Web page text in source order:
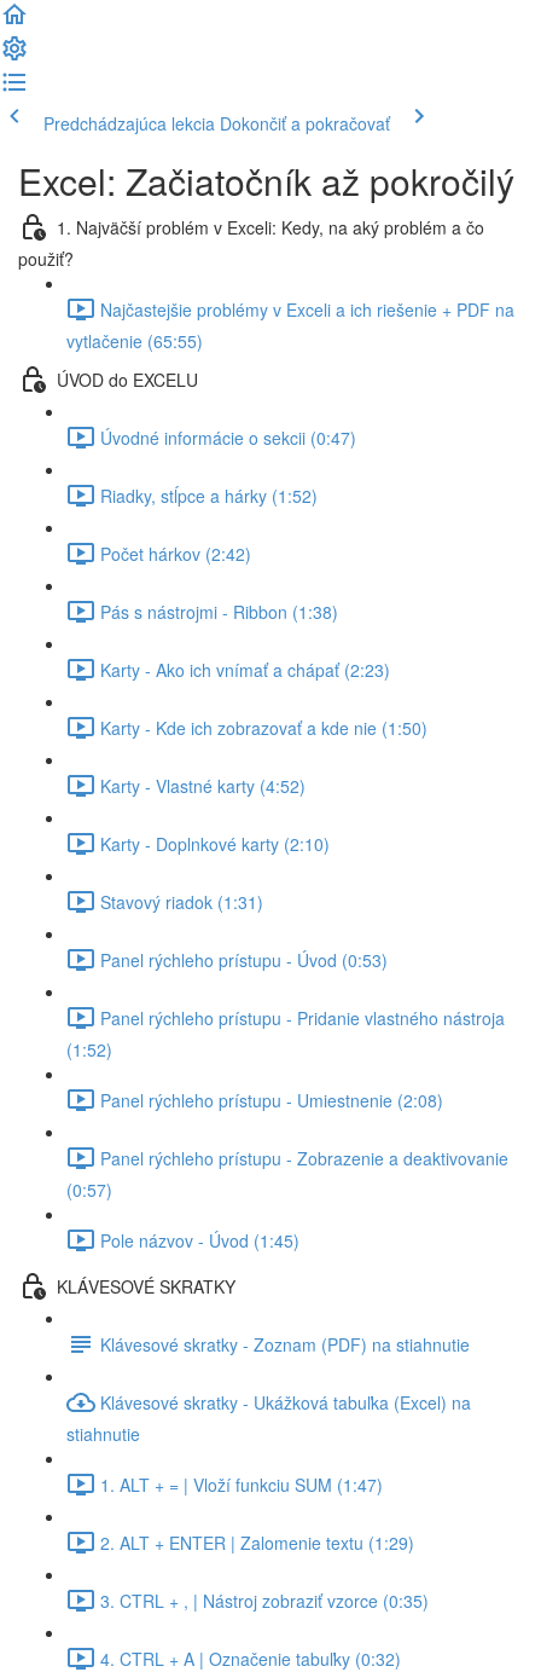
Predchádzajúca lekcia Dokončiť a pokračovať
Excel: Začiatočník až pokročilý
1. Najväčší problém v Exceli: Kedy, na aký problém a čo
použiť?
Najčastejšie problémy v Exceli a ich riešenie + PDF na
vytlačenie (65:55)
ÚVOD do EXCELU
Úvodné informácie o sekcii (0:47)
Riadky, stĺpce a hárky (1:52)
Počet hárkov (2:42)
Pás s nástrojmi - Ribbon (1:38)
Karty - Ako ich vnímať a chápať (2:23)
Karty - Kde ich zobrazovať a kde nie (1:50)
Karty - Vlastné karty (4:52)
Karty - Doplnkové karty (2:10)
Stavový riadok (1:31)
Panel rýchleho prístupu - Úvod (0:53)
Panel rýchleho prístupu - Pridanie vlastného nástroja
(1:52)
Panel rýchleho prístupu - Umiestnenie (2:08)
Panel rýchleho prístupu - Zobrazenie a deaktivovanie
(0:57)
Pole názvov - Úvod (1:45)
KLÁVESOVÉ SKRATKY
Klávesové skratky - Zoznam (PDF) na stiahnutie
Klávesové skratky - Ukážková tabuľka (Excel) na
stiahnutie
1. ALT + = | Vloží funkciu SUM (1:47)
2. ALT + ENTER | Zalomenie textu (1:29)
3. CTRL + , | Nástroj zobraziť vzorce (0:35)
4. CTRL + A | Označenie tabuľky (0:32)